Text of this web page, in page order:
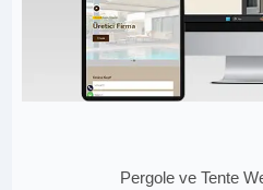
Pergole ve Tente